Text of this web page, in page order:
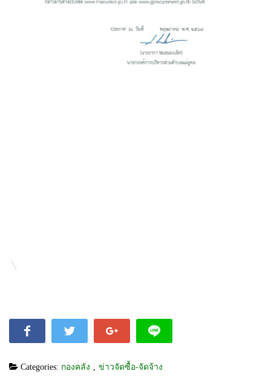
Categories: กองคลัง ข่าวจัดซื้อ-จัดจ้าง